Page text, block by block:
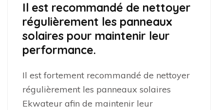
Il est recommandé de nettoyer
régulièrement les panneaux
solaires pour maintenir leur
performance.
Il est fortement recommandé de nettoyer
régulièrement les panneaux solaires
Ekwateur afin de maintenir leur